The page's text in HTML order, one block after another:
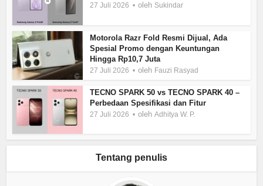
27 Juli 2026 oleh Sukindar
Motorola Razr Fold Resmi Dijual, Ada
Spesial Promo dengan Keuntungan
Hingga Rp10,7 Juta
27 Juli 2026 oleh Fauzi Rasyad
TECNO SPARK 50 vs TECNO SPARK 40 –
Perbedaan Spesifikasi dan Fitur
27 Juli 2026 olehAdhitya W. P.
Tentang penulis